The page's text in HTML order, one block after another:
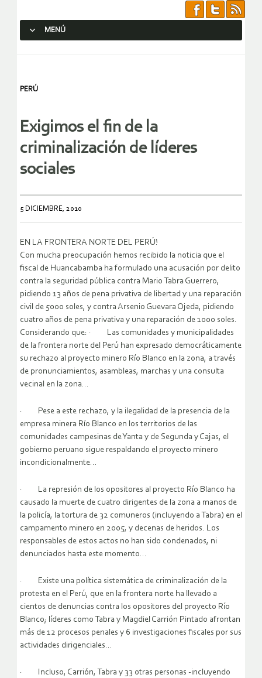
MENÚ
PERÚ
Exigimos el fin de la
criminalización de líderes
sociales
5 DICIEMBRE, 2010
EN LA FRONTERA NORTE DEL PERÚ!
Con mucha preocupación hemos recibido la noticia que el
fiscal de Huancabamba ha formulado una acusación por delito
contra la seguridad pública contra Mario Tabra Guerrero,
pidiendo 13 años de pena privativa de libertad y una reparación
civil de 5000 soles, y contra Arsenio Guevara Ojeda, pidiendo
cuatro años de pena privativa y una reparación de 1000 soles.
Considerando que: · Las comunidades y municipalidades
de la frontera norte del Perú han expresado democráticamente
su rechazo al proyecto minero Río Blanco en la zona, a través
de pronunciamientos, asambleas, marchas y una consulta
vecinal en la zona…
· Pese a este rechazo, y la ilegalidad de la presencia de la
empresa minera Río Blanco en los territorios de las
comunidades campesinas de Yanta y de Segunda y Cajas, el
gobierno peruano sigue respaldando el proyecto minero
incondicionalmente…
· La represión de los opositores al proyecto Río Blanco ha
causado la muerte de cuatro dirigentes de la zona a manos de
la policía, la tortura de 32 comuneros (incluyendo a Tabra) en el
campamento minero en 2005, y decenas de heridos. Los
responsables de estos actos no han sido condenados, ni
denunciados hasta este momento…
· Existe una política sistemática de criminalización de la
protesta en el Perú, que en la frontera norte ha llevado a
cientos de denuncias contra los opositores del proyecto Río
Blanco; líderes como Tabra y Magdiel Carrión Pintado afrontan
más de 12 procesos penales y 6 investigaciones fiscales por sus
actividades dirigenciales…
· Incluso, Carrión, Tabra y 33 otras personas -incluyendo